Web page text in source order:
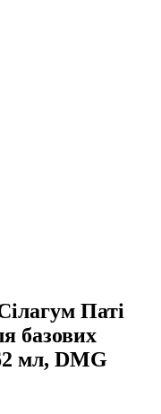
Паті
базових
мл, DMG